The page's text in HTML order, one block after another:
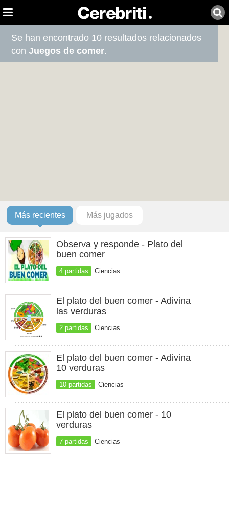
Se han encontrado 10 resultados relacionados
conJuegos de comer.
Más recientes Más jugados
Observa y responde - Plato del
buen comer
4 partidas Ciencias
El plato del buen comer - Adivina
las verduras
2 partidas Ciencias
El plato del buen comer - Adivina
10 verduras
10 partidas Ciencias
El plato del buen comer - 10
verduras
7 partidas Ciencias